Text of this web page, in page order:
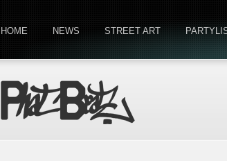
HOME NEWS STREET ART